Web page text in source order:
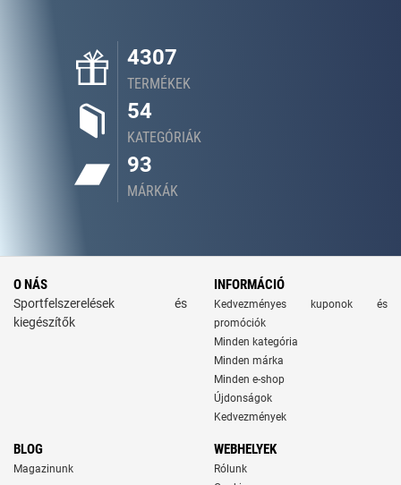
4307
TERMÉKEK
54
KATEGÓRIÁK
93
MÁRKÁK
O NÁS
Sportfelszerelések és
kiegészítők
INFORMÁCIÓ
Kedvezményes kuponok és
promóciók
Minden kategória
Minden márka
Minden e-shop
Újdonságok
Kedvezmények
BLOG
Magazinunk
WEBHELYEK
Rólunk